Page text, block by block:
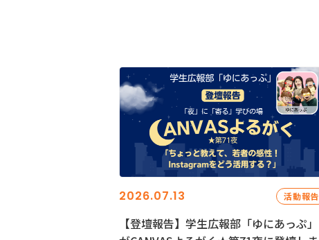
2026.07.13 活動報告
【登壇報告】学生広報部「ゆにあっぷ」